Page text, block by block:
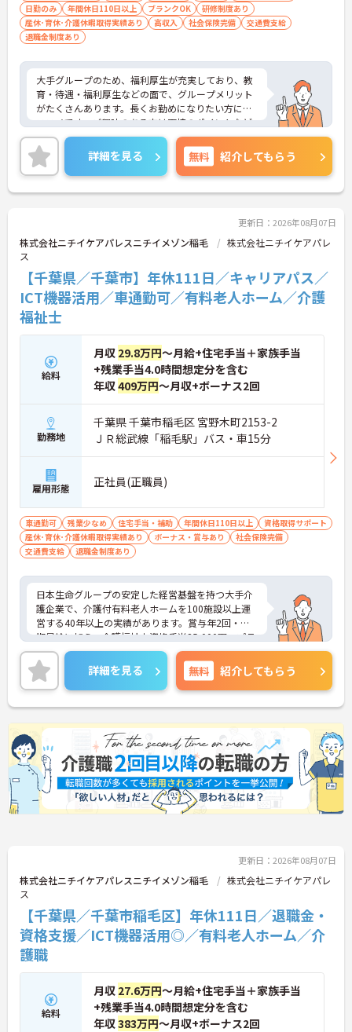
日勤のみ
年間休日110日以上 ブランクOK
研修制度あり
産休･育休･介護休暇取得実績あり
高収入 社会保険完備
交通費支給
退職金制度あり
大手グループのため、福利厚生が充実しており、教
育・待遇・福利厚生などの面で、グループメリット
がたくさんあります。長くお勤めになりたい方にお
ススメです。ご興味のある方は面接のポイントなど
をお話しますので、お気軽にお問い合わせくださ
い！
詳細を見る 無料 紹介してもらう
更新日：2026年08月07日
株式会社ニチイケアパレスニチイメゾン稲毛
株式会社ニチイケアパレ
ス
【千葉県／千葉市】年休111日／キャリアパス／
ICT機器活用／車通勤可／有料老人ホーム／介護
福祉士
給料
月収 29.8万円～月給+住宅手当＋家族手当
+残業手当4.0時間想定分を含む
年収409万円～月収+ボーナス2回
勤務地
千葉県 千葉市稲毛区 宮野木町2153-2
ＪＲ総武線「稲毛駅」バス・車15分
雇用形態 正社員(正職員)
車通勤可 残業少なめ 住宅手当・補助 年間休日110日以上
資格取得サポート
産休･育休･介護休暇取得実績あり
ボーナス・賞与あり
社会保険完備
交通費支給
退職金制度あり
日本生命グループの安定した経営基盤を持つ大手介
護企業で、介護付有料老人ホームを100施設以上運
営する40年以上の実績があります。賞与年2回・定
期昇給に加え、介護福祉士資格手当25,000円、プラ
チナ介護職（4資格取得）に認定されると月38,000
円の手当が加算され、スキルが収入に直結する仕組
みが整っています。年間休日111日以上・残業月平
均4.3時間と働きやすく、育休取得率100%・育児短
時間勤務（小学4年生まで）・有給取得実績14日
と、家庭との両立を長期的にサポートする制度も充
実しています。入社導入研修・昇格時研修・技術向
上研修など段階別の研修体制と資格取得支援が整っ
ており、介護福祉士国家試験対策講座やケアマネ対
策講座も自社開講しています。多職種チームケアの
中で専門性を高めながら、ケアマネジャーや生活相
談員へのキャリアアップも実現できる職場です。
・日本生命グループを親会社に持つ大手介護企業
・資格手当（介護福祉士）25,000円、プラチナ介護
職（4資格）に認定されると月38,000円の手当が加
算される仕組みが整っています
・介護福祉士国家試験対策講座・認知症ケア専門士
対策・ケアマネジャー対策など、資格取得支援講座
を自社開講しており、資格保有率99.8%の実績があ
ります
【残業月4.3時間、給与と働きやすさを両立している
詳細を見る 無料 紹介してもらう
更新日：2026年08月07日
株式会社ニチイケアパレスニチイメゾン稲毛
株式会社ニチイケアパレ
ス
【千葉県／千葉市稲毛区】年休111日／退職金・
資格支援／ICT機器活用◎／有料老人ホーム／介
護職
給料
月収 27.6万円～月給+住宅手当＋家族手当
+残業手当4.0時間想定分を含む
年収383万円～月収+ボーナス2回